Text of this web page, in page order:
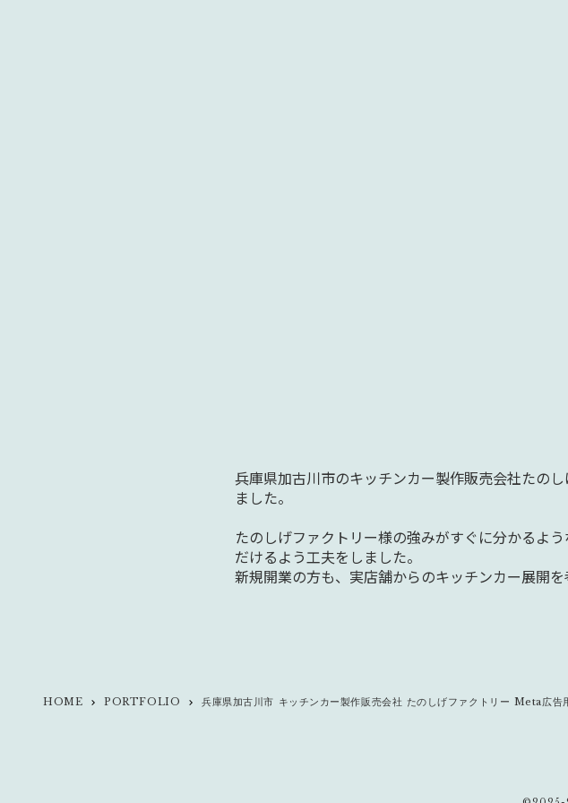
兵庫県加古川市のキッチンカー製作販売会社たの
ました。
たのしげファクトリー様の強みがすぐに分かるよ
だけるよう工夫をしました。
新規開業の方も、実店舗からのキッチンカー展開
HOME keyboard_arrow_right PORTFOLIO keyboard_arrow_right 兵庫県加古川市 キッチンカー製作販売会社 たのしげファクトリー Meta広告